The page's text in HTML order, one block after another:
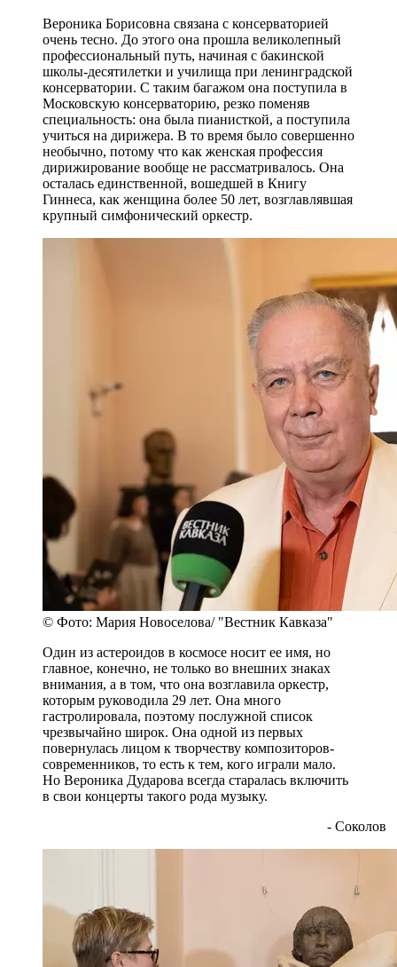
Вероника Борисовна связана с консерваторией
очень тесно. До этого она прошла великолепный
профессиональный путь, начиная с бакинской
школы-десятилетки и училища при ленинградской
консерватории. С таким багажом она поступила в
Московскую консерваторию, резко поменяв
специальность: она была пианисткой, а поступила
учиться на дирижера. В то время было совершенно
необычно, потому что как женская профессия
дирижирование вообще не рассматривалось. Она
осталась единственной, вошедшей в Книгу
Гиннеса, как женщина более 50 лет, возглавлявшая
крупный симфонический оркестр.
© Фото: Мария Новоселова/ "Вестник Кавказа"
Один из астероидов в космосе носит ее имя, но
главное, конечно, не только во внешних знаках
внимания, а в том, что она возглавила оркестр,
которым руководила 29 лет. Она много
гастролировала, поэтому послужной список
чрезвычайно широк. Она одной из первых
повернулась лицом к творчеству композиторов-
современников, то есть к тем, кого играли мало.
Но Вероника Дударова всегда старалась включить
в свои концерты такого рода музыку.
- Соколов